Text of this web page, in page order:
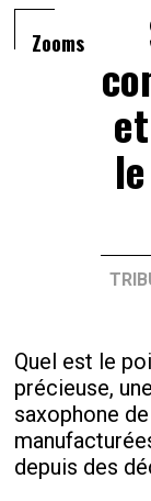
Zooms
Quel est le
précieuse,
saxophone
depuis des